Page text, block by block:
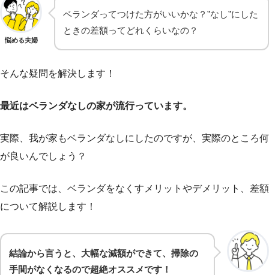
悩める夫婦
ベランダってつけた方がいいかな？”なし”にした
ときの差額ってどれくらいなの？
そんな疑問を解決します！
最近はベランダなしの家が流行っています。
実際、我が家もベランダなしにしたのですが、実際のところ何
が良いんでしょう？
この記事では、ベランダをなくすメリットやデメリット、差額
について解説します！
結論から言うと、大幅な減額ができて、掃除の
手間がなくなるので超絶オススメです！